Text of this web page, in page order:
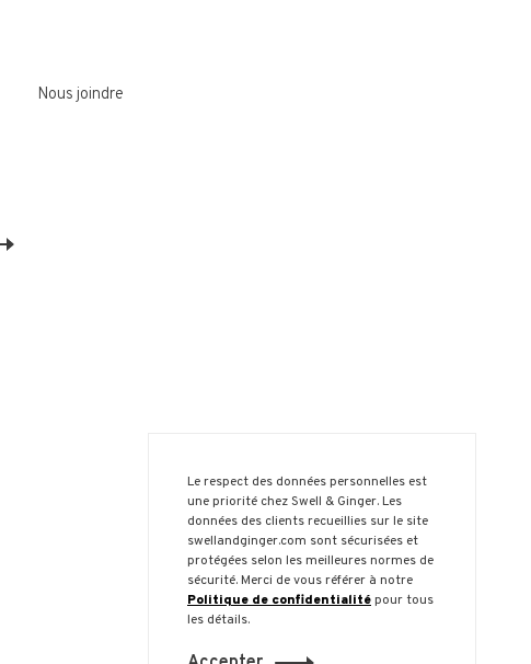
Nous joindre
Le respect des données personnelles est
une priorité chez Swell & Ginger. Les
données des clients recueillies sur le site
swellandginger.com sont sécurisées et
protégées selon les meilleures normes de
sécurité. Merci de vous référer à notre
Politique de confidentialitépour tous
les détails.